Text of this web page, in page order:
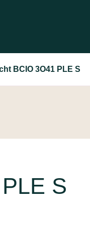
BCIO 3O41 PLE S
S